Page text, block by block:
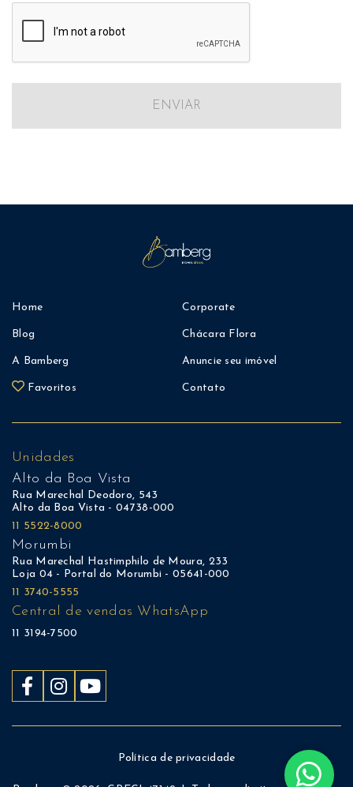
ENVIAR
Home
Blog
A Bamberg
Favoritos
Corporate
Chácara Flora
Anuncie seu imóvel
Contato
Unidades
Alto da Boa Vista
Rua Marechal Deodoro, 543
Alto da Boa Vista - 04738-000
11 5522-8000
Morumbi
Rua Marechal Hastimphilo de Moura, 233
Loja 04 - Portal do Morumbi - 05641-000
11 3740-5555
Central de vendas WhatsApp
11 3194-7500
Política de privacidade